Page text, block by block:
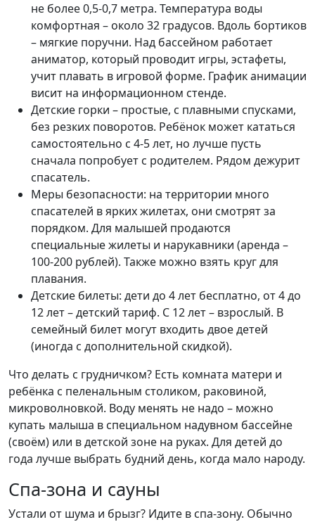
не более 0,5-0,7 метра. Температура воды
комфортная – около 32 градусов. Вдоль бортиков
– мягкие поручни. Над бассейном работает
аниматор, который проводит игры, эстафеты,
учит плавать в игровой форме. График анимации
висит на информационном стенде.
Детские горки – простые, с плавными спусками,
без резких поворотов. Ребёнок может кататься
самостоятельно с 4-5 лет, но лучше пусть
сначала попробует с родителем. Рядом дежурит
спасатель.
Меры безопасности: на территории много
спасателей в ярких жилетах, они смотрят за
порядком. Для малышей продаются
специальные жилеты и нарукавники (аренда –
100-200 рублей). Также можно взять круг для
плавания.
Детские билеты: дети до 4 лет бесплатно, от 4 до
12 лет – детский тариф. С 12 лет – взрослый. В
семейный билет могут входить двое детей
(иногда с дополнительной скидкой).
Что делать с грудничком? Есть комната матери и
ребёнка с пеленальным столиком, раковиной,
микроволновкой. Воду менять не надо – можно
купать малыша в специальном надувном бассейне
(своём) или в детской зоне на руках. Для детей до
года лучше выбрать будний день, когда мало народу.
Спа-зона и сауны
Устали от шума и брызг? Идите в спа-зону. Обычно